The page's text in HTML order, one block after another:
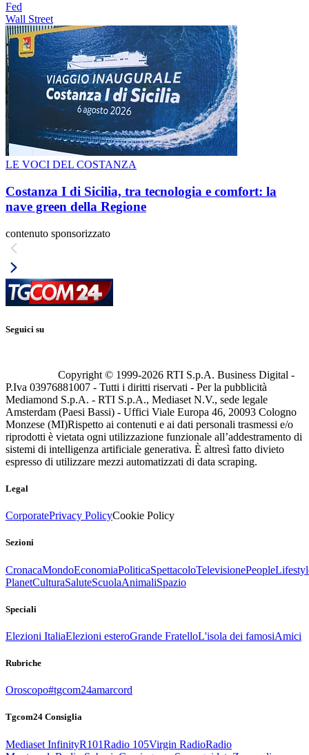
Fed
Wall Street
LE VOCI DEL COSTANZA
Costanza I di Sicilia, tra tecnologia e comfort: la
nave green della Regione
contenuto sponsorizzato
Seguici su
Copyright © 1999-2026 RTI S.p.A. Business Digital -
P.Iva 03976881007 - Tutti i diritti riservati - Per la pubblicità
Mediamond S.p.A. - RTI S.p.A., Mediaset N.V., sede legale
Amsterdam (Paesi Bassi) - Uffici Viale Europa 46, 20093 Cologno
Monzese (MI)Rispetto ai contenuti e ai dati personali trasmessi e/o
riprodotti è vietata ogni utilizzazione funzionale all’addestramento di
sistemi di intelligenza artificiale generativa. È altresì fatto divieto
espresso di utilizzare mezzi automatizzati di data scraping.
Legal
CorporatePrivacy PolicyCookie Policy
Sezioni
CronacaMondoEconomiaPoliticaSpettacoloTelevisionePeople
PlanetCulturaSaluteScuolaAnimaliSpazio
Speciali
Elezioni ItaliaElezioni esteroGrande FratelloL'isola dei famosiAmici
Rubriche
Oroscopo#tgcom24amarcord
Tgcom24 Consiglia
Mediaset InfinityR101Radio 105Virgin RadioRadio